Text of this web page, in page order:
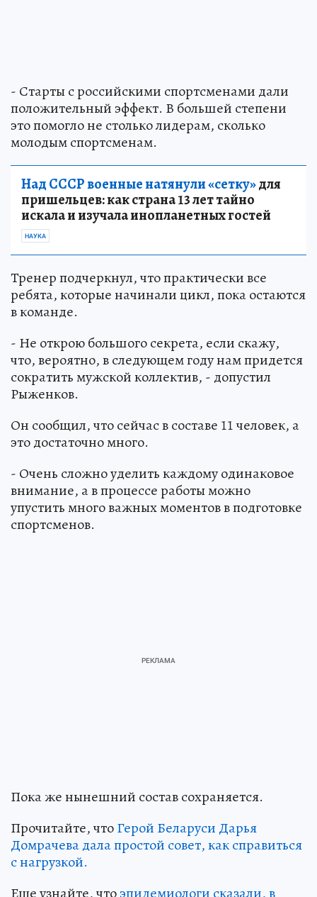
- Старты с российскими спортсменами дали
положительный эффект. В большей степени
это помогло не столько лидерам, сколько
молодым спортсменам.
Над СССР военные натянули «сетку»для
пришельцев: как страна 13 лет тайно
искала и изучала инопланетных гостей
НАУКА
Тренер подчеркнул, что практически все
ребята, которые начинали цикл, пока остаются
в команде.
- Не открою большого секрета, если скажу,
что, вероятно, в следующем году нам придется
сократить мужской коллектив, - допустил
Рыженков.
Он сообщил, что сейчас в составе 11 человек, а
это достаточно много.
- Очень сложно уделить каждому одинаковое
внимание, а в процессе работы можно
упустить много важных моментов в подготовке
спортсменов.
Пока же нынешний состав сохраняется.
Прочитайте, чтоГерой Беларуси Дарья
Домрачева дала простой совет, как справиться
с нагрузкой.